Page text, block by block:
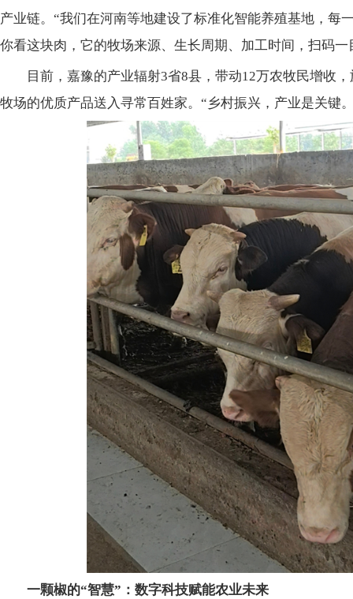
产业链。“我们在河南等地建设了标准化智能养殖基地，每
你看这块肉，它的牧场来源、生长周期、加工时间，扫码一
目前，嘉豫的产业辐射3省8县，带动12万农牧民增收
牧场的优质产品送入寻常百姓家。“乡村振兴，产业是关键
一颗椒的“智慧”：数字科技赋能农业未来